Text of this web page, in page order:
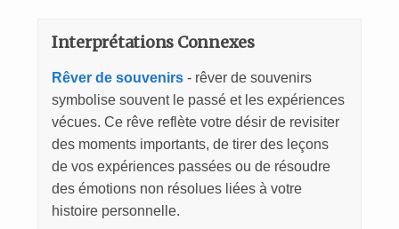
Interprétations Connexes
Rêver de souvenirs- rêver de souvenirs
symbolise souvent le passé et les expériences
vécues. Ce rêve reflète votre désir de revisiter
des moments importants, de tirer des leçons
de vos expériences passées ou de résoudre
des émotions non résolues liées à votre
histoire personnelle.